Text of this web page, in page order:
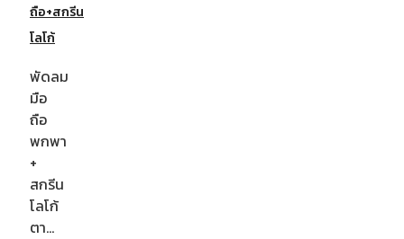
ถือ+สกรีน
โลโก้
พัดลม
มือ
ถือ
พกพา
+
สกรีน
โลโก้
ตา…